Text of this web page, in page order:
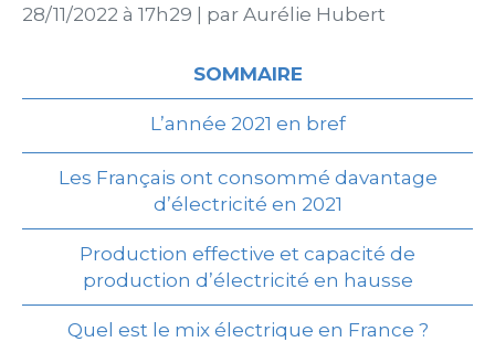
28/11/2022 à 17h29
par Aurélie Hubert
SOMMAIRE
L’année 2021 en bref
Les Français ont consommé davantage
d’électricité en 2021
Production effective et capacité de
production d’électricité en hausse
Quel est le mix électrique en France ?